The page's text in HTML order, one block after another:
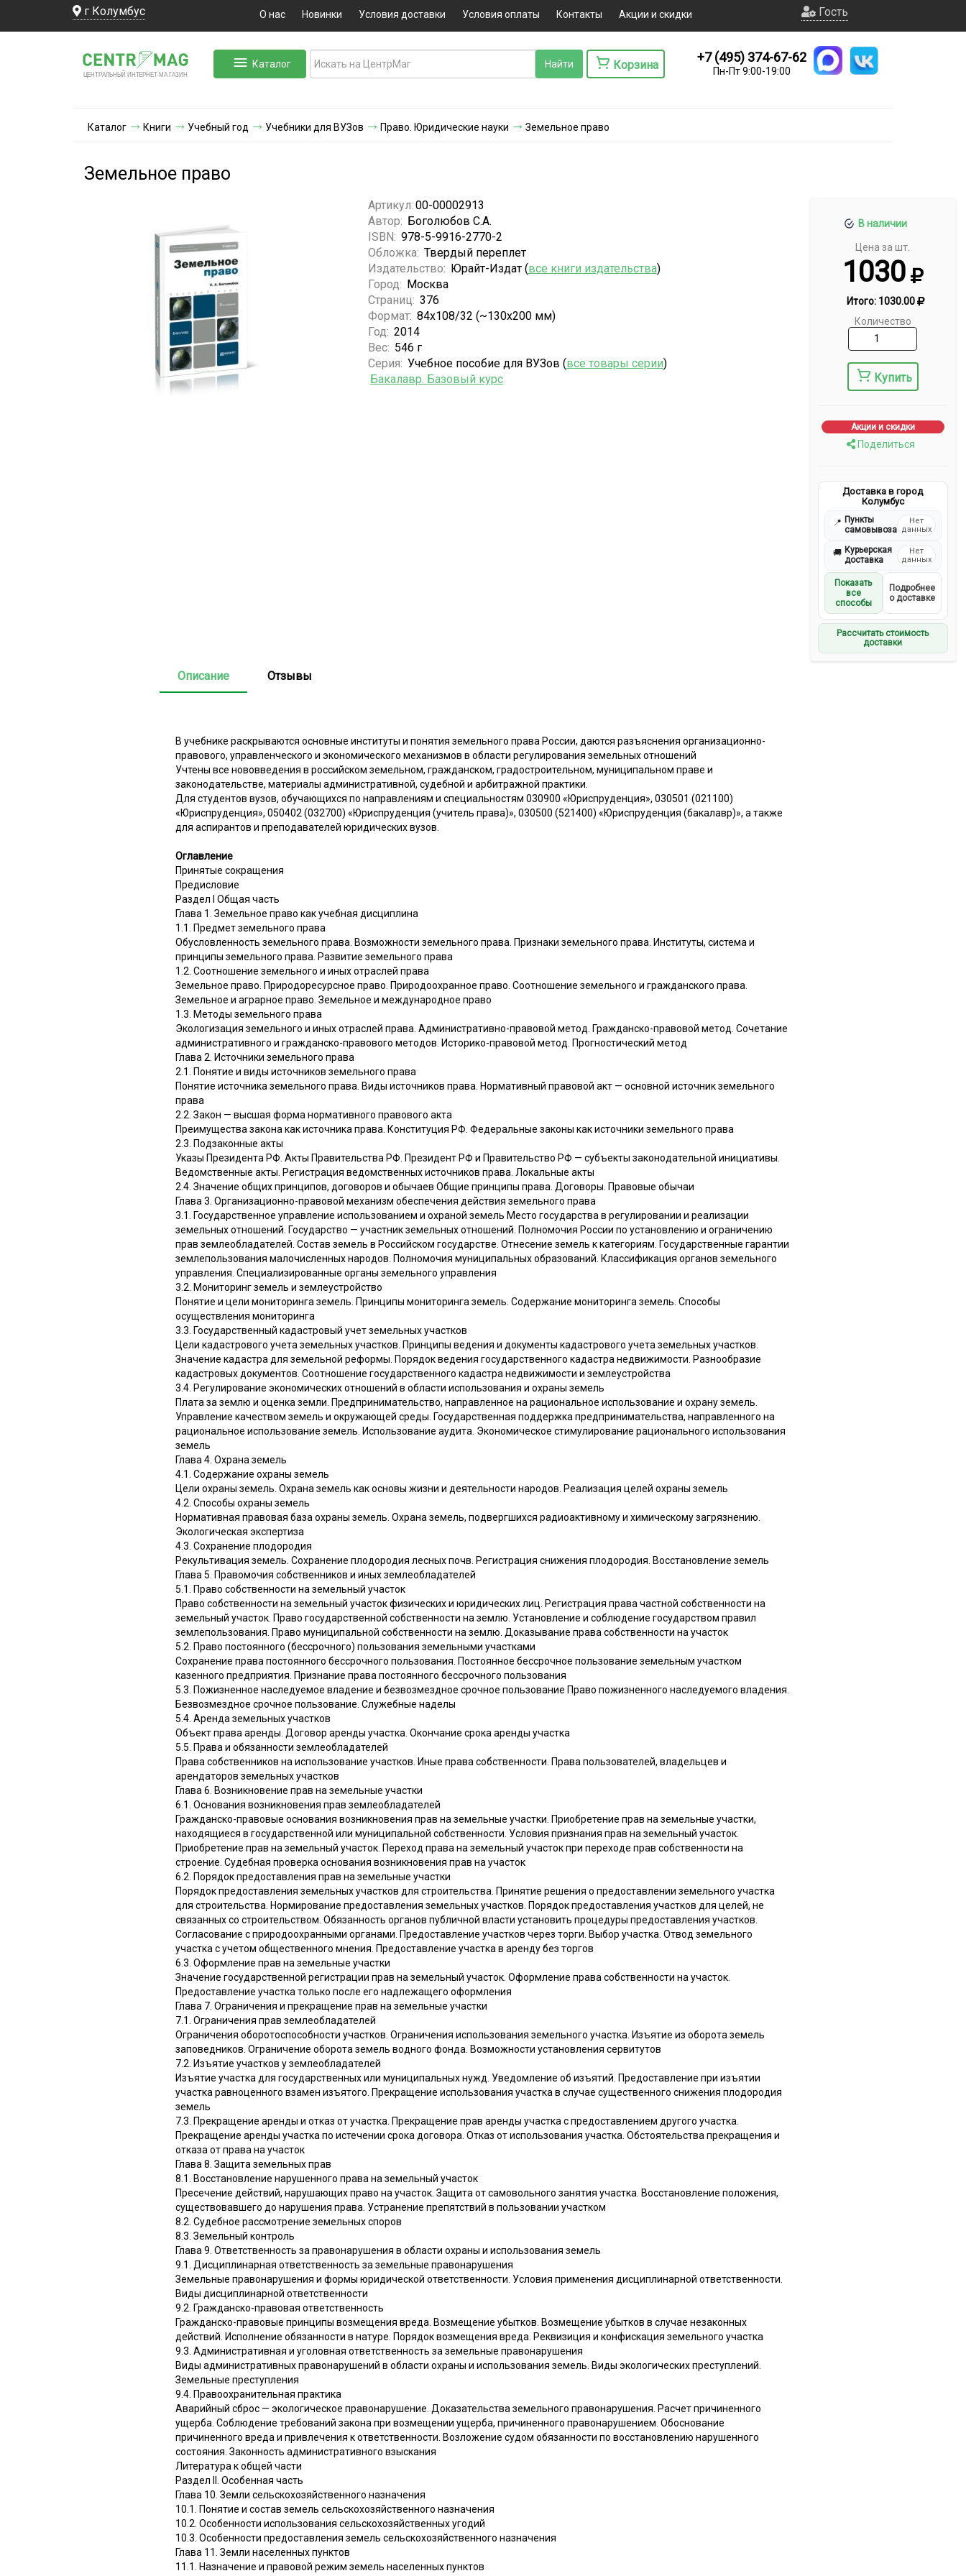
г Колумбус О нас Новинки Условия доставки Условия оплаты Контакты Акции и скидки Гость
ЦЕНТРАЛЬНЫЙ ИНТЕРНЕТ-МА ГАЗИН
Каталог Корзина
+7 (495) 374-67-62
Пн-Пт 9:00-19:00
Каталог Книги Учебный год Учебники для ВУЗов Право. Юридические науки Земельное право
Земельное право
В наличии
Цена за шт.
1030
Итого: 1030.00
Количество
Купить
Акции и скидки
Поделиться
Доставка в город
Колумбус
📍 Пункты
самовывоза
Нет
данных
🚚 Курьерская
доставка
Нет
данных
Показать
все
способы
Подробнее
о доставке
Рассчитать стоимость
доставки
Артикул: 00-00002913
Автор: Боголюбов С.А.
ISBN: 978-5-9916-2770-2
Обложка: Твердый переплет
Издательство: Юрайт-Издат (все книги издательства)
Город: Москва
Страниц: 376
Формат: 84x108/32 (~130х200 мм)
Год: 2014
Вес: 546 г
Серия: Учебное пособие для ВУЗов (все товары серии)
Бакалавр. Базовый курс
Описание Отзывы
В учебнике раскрываются основные институты и понятия земельного права России, даются разъяснения организационно-
правового, управленческого и экономического механизмов в области регулирования земельных отношений
Учтены все нововведения в российском земельном, гражданском, градостроительном, муниципальном праве и
законодательстве, материалы административной, судебной и арбитражной практики.
Для студентов вузов, обучающихся по направлениям и специальностям 030900 «Юриспруденция», 030501 (021100)
«Юриспруденция», 050402 (032700) «Юриспруденция (учитель права)», 030500 (521400) «Юриспруденция (бакалавр)», а также
для аспирантов и преподавателей юридических вузов.
Оглавление
Принятые сокращения
Предисловие
Раздел I Общая часть
Глава 1. Земельное право как учебная дисциплина
1.1. Предмет земельного права
Обусловленность земельного права. Возможности земельного права. Признаки земельного права. Институты, система и
принципы земельного права. Развитие земельного права
1.2. Соотношение земельного и иных отраслей права
Земельное право. Природоресурсное право. Природоохранное право. Соотношение земельного и гражданского права.
Земельное и аграрное право. Земельное и международное право
1.3. Методы земельного права
Экологизация земельного и иных отраслей права. Административно-правовой метод. Гражданско-правовой метод. Сочетание
административного и гражданско-правового методов. Историко-правовой метод. Прогностический метод
Глава 2. Источники земельного права
2.1. Понятие и виды источников земельного права
Понятие источника земельного права. Виды источников права. Нормативный правовой акт — основной источник земельного
права
2.2. Закон — высшая форма нормативного правового акта
Преимущества закона как источника права. Конституция РФ. Федеральные законы как источники земельного права
2.3. Подзаконные акты
Указы Президента РФ. Акты Правительства РФ. Президент РФ и Правительство РФ — субъекты законодательной инициативы.
Ведомственные акты. Регистрация ведомственных источников права. Локальные акты
2.4. Значение общих принципов, договоров и обычаев Общие принципы права. Договоры. Правовые обычаи
Глава 3. Организационно-правовой механизм обеспечения действия земельного права
3.1. Государственное управление использованием и охраной земель Место государства в регулировании и реализации
земельных отношений. Государство — участник земельных отношений. Полномочия России по установлению и ограничению
прав землеобладателей. Состав земель в Российском государстве. Отнесение земель к категориям. Государственные гарантии
землепользования малочисленных народов. Полномочия муниципальных образований. Классификация органов земельного
управления. Специализированные органы земельного управления
3.2. Мониторинг земель и землеустройство
Понятие и цели мониторинга земель. Принципы мониторинга земель. Содержание мониторинга земель. Способы
осуществления мониторинга
3.3. Государственный кадастровый учет земельных участков
Цели кадастрового учета земельных участков. Принципы ведения и документы кадастрового учета земельных участков.
Значение кадастра для земельной реформы. Порядок ведения государственного кадастра недвижимости. Разнообразие
кадастровых документов. Соотношение государственного кадастра недвижимости и землеустройства
3.4. Регулирование экономических отношений в области использования и охраны земель
Плата за землю и оценка земли. Предпринимательство, направленное на рациональное использование и охрану земель.
Управление качеством земель и окружающей среды. Государственная поддержка предпринимательства, направленного на
рациональное использование земель. Использование аудита. Экономическое стимулирование рационального использования
земель
Глава 4. Охрана земель
4.1. Содержание охраны земель
Цели охраны земель. Охрана земель как основы жизни и деятельности народов. Реализация целей охраны земель
4.2. Способы охраны земель
Нормативная правовая база охраны земель. Охрана земель, подвергшихся радиоактивному и химическому загрязнению.
Экологическая экспертиза
4.3. Сохранение плодородия
Рекультивация земель. Сохранение плодородия лесных почв. Регистрация снижения плодородия. Восстановление земель
Глава 5. Правомочия собственников и иных землеобладателей
5.1. Право собственности на земельный участок
Право собственности на земельный участок физических и юридических лиц. Регистрация права частной собственности на
земельный участок. Право государственной собственности на землю. Установление и соблюдение государством правил
землепользования. Право муниципальной собственности на землю. Доказывание права собственности на участок
5.2. Право постоянного (бессрочного) пользования земельными участками
Сохранение права постоянного бессрочного пользования. Постоянное бессрочное пользование земельным участком
казенного предприятия. Признание права постоянного бессрочного пользования
5.3. Пожизненное наследуемое владение и безвозмездное срочное пользование Право пожизненного наследуемого владения.
Безвозмездное срочное пользование. Служебные наделы
5.4. Аренда земельных участков
Объект права аренды. Договор аренды участка. Окончание срока аренды участка
5.5. Права и обязанности землеобладателей
Права собственников на использование участков. Иные права собственности. Права пользователей, владельцев и
арендаторов земельных участков
Глава 6. Возникновение прав на земельные участки
6.1. Основания возникновения прав землеобладателей
Гражданско-правовые основания возникновения прав на земельные участки. Приобретение прав на земельные участки,
находящиеся в государственной или муниципальной собственности. Условия признания прав на земельный участок.
Приобретение прав на земельный участок. Переход права на земельный участок при переходе прав собственности на
строение. Судебная проверка основания возникновения прав на участок
6.2. Порядок предоставления прав на земельные участки
Порядок предоставления земельных участков для строительства. Принятие решения о предоставлении земельного участка
для строительства. Нормирование предоставления земельных участков. Порядок предоставления участков для целей, не
связанных со строительством. Обязанность органов публичной власти установить процедуры предоставления участков.
Согласование с природоохранными органами. Предоставление участков через торги. Выбор участка. Отвод земельного
участка с учетом общественного мнения. Предоставление участка в аренду без торгов
6.3. Оформление прав на земельные участки
Значение государственной регистрации прав на земельный участок. Оформление права собственности на участок.
Предоставление участка только после его надлежащего оформления
Глава 7. Ограничения и прекращение прав на земельные участки
7.1. Ограничения прав землеобладателей
Ограничения оборотоспособности участков. Ограничения использования земельного участка. Изъятие из оборота земель
заповедников. Ограничение оборота земель водного фонда. Возможности установления сервитутов
7.2. Изъятие участков у землеобладателей
Изъятие участка для государственных или муниципальных нужд. Уведомление об изъятий. Предоставление при изъятии
участка равноценного взамен изъятого. Прекращение использования участка в случае существенного снижения плодородия
земель
7.3. Прекращение аренды и отказ от участка. Прекращение прав аренды участка с предоставлением другого участка.
Прекращение аренды участка по истечении срока договора. Отказ от использования участка. Обстоятельства прекращения и
отказа от права на участок
Глава 8. Защита земельных прав
8.1. Восстановление нарушенного права на земельный участок
Пресечение действий, нарушающих право на участок. Защита от самовольного занятия участка. Восстановление положения,
существовавшего до нарушения права. Устранение препятствий в пользовании участком
8.2. Судебное рассмотрение земельных споров
8.3. Земельный контроль
Глава 9. Ответственность за правонарушения в области охраны и использования земель
9.1. Дисциплинарная ответственность за земельные правонарушения
Земельные правонарушения и формы юридической ответственности. Условия применения дисциплинарной ответственности.
Виды дисциплинарной ответственности
9.2. Гражданско-правовая ответственность
Гражданско-правовые принципы возмещения вреда. Возмещение убытков. Возмещение убытков в случае незаконных
действий. Исполнение обязанности в натуре. Порядок возмещения вреда. Реквизиция и конфискация земельного участка
9.3. Административная и уголовная ответственность за земельные правонарушения
Виды административных правонарушений в области охраны и использования земель. Виды экологических преступлений.
Земельные преступления
9.4. Правоохранительная практика
Аварийный сброс — экологическое правонарушение. Доказательства земельного правонарушения. Расчет причиненного
ущерба. Соблюдение требований закона при возмещении ущерба, причиненного правонарушением. Обоснование
причиненного вреда и привлечения к ответственности. Возложение судом обязанности по восстановлению нарушенного
состояния. Законность административного взыскания
Литература к общей части
Раздел II. Особенная часть
Глава 10. Земли сельскохозяйственного назначения
10.1. Понятие и состав земель сельскохозяйственного назначения
10.2. Особенности использования сельскохозяйственных угодий
10.3. Особенности предоставления земель сельскохозяйственного назначения
Глава 11. Земли населенных пунктов
11.1. Назначение и правовой режим земель населенных пунктов